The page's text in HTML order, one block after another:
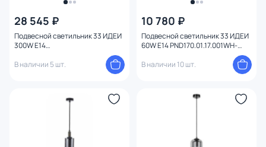
28 545 ₽
Подвесной светильник 33 ИДЕИ
300W Е14
PND102M.05.01PA.003BL-M33WH
В наличии 5 шт.
10 780 ₽
Подвесной светильник 33 ИДЕИ
60W Е14 PND170.01.17.001WH-
В наличии 10 шт.